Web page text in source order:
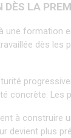
DÈS LA
une formation
dès les
concrète. Les
à construire
devient plus